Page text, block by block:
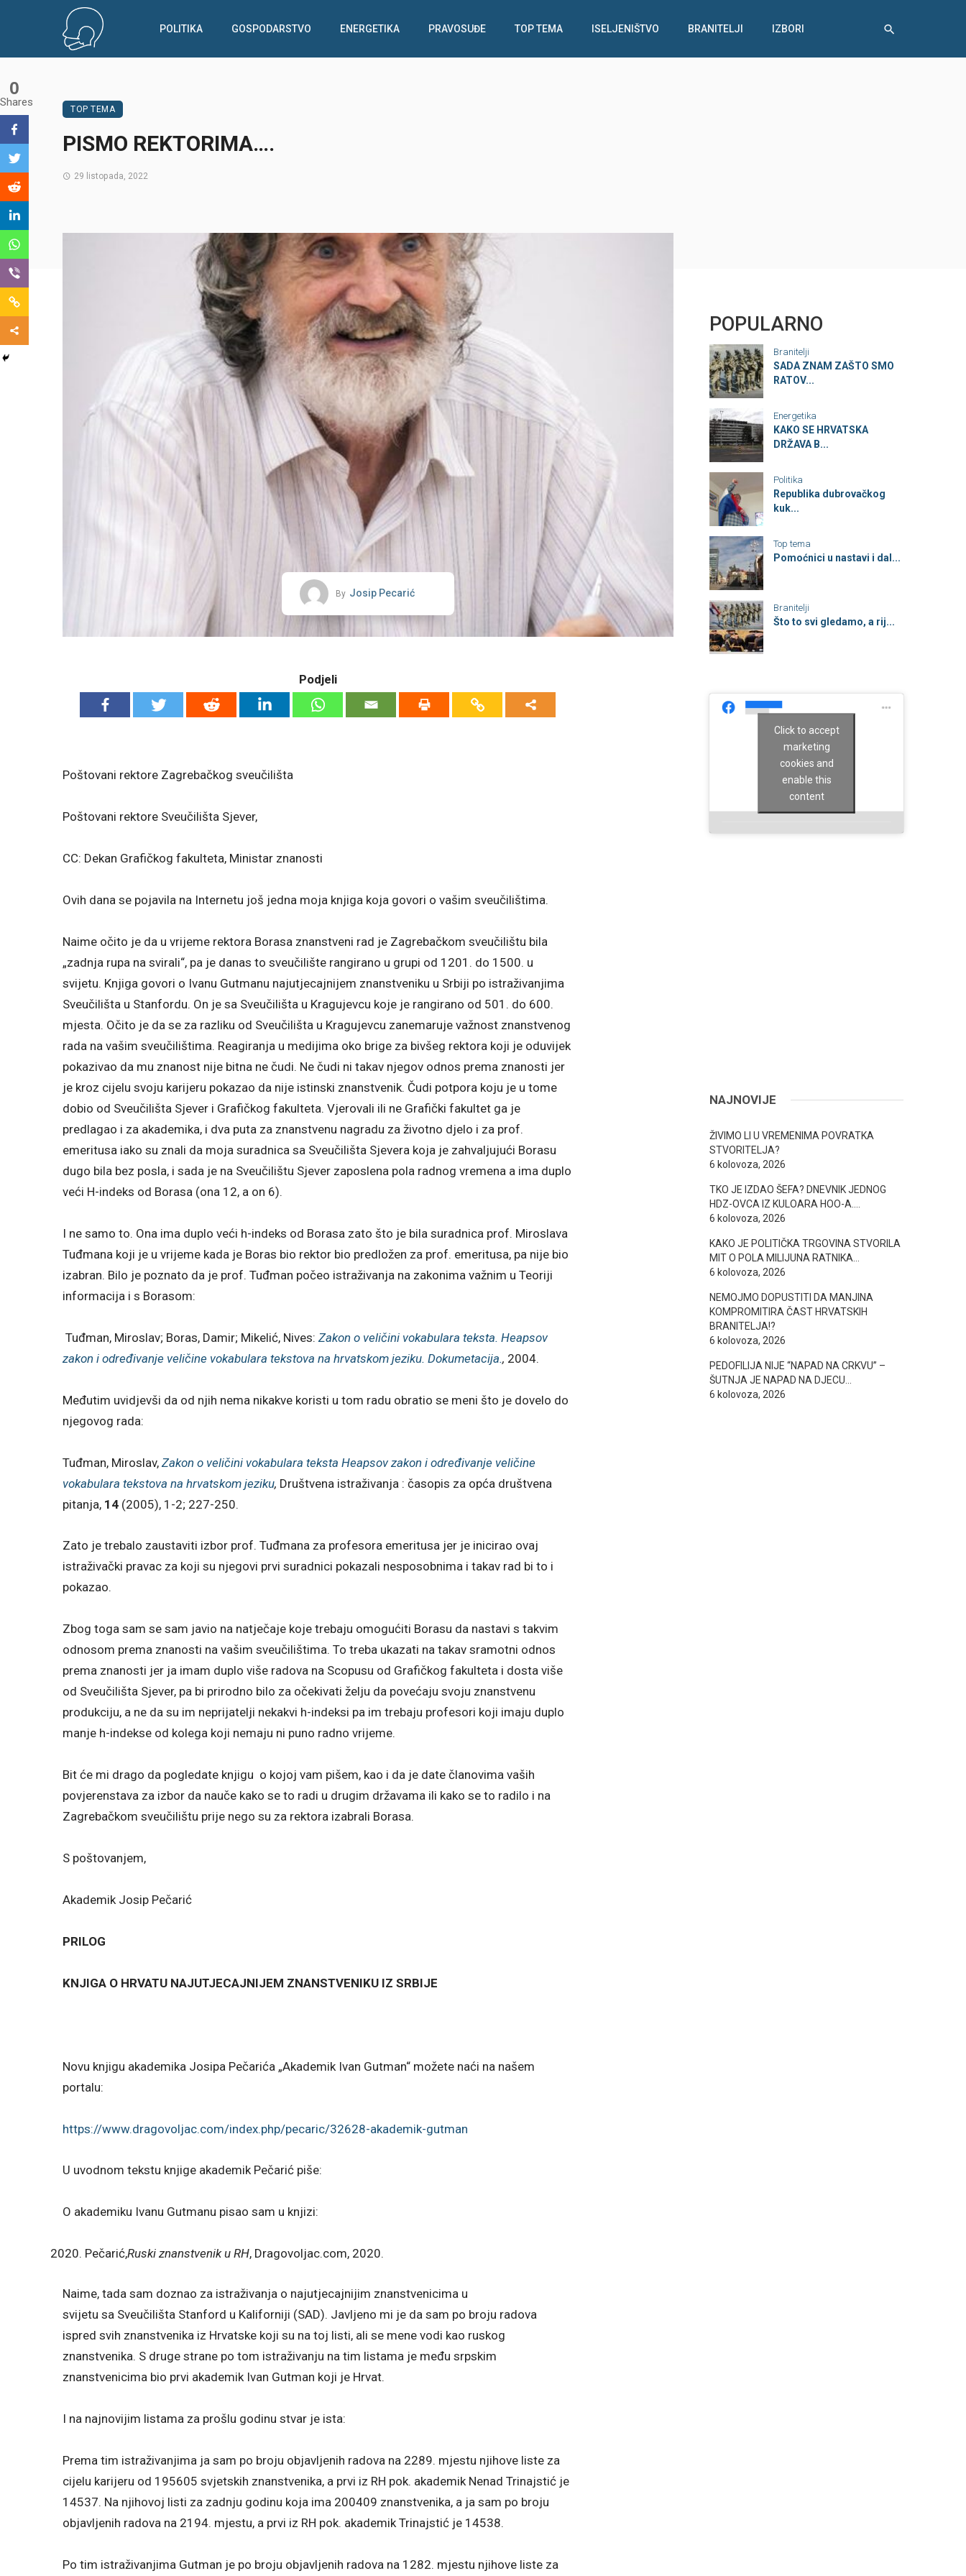
POLITIKA GOSPODARSTVO ENERGETIKA PRAVOSUĐE TOP TEMA ISELJENIŠTVO BRANITELJI IZBORI
TOP TEMA
PISMO REKTORIMA….
29 listopada, 2022
By Josip Pecarić
Podjeli
Poštovani rektore Zagrebačkog sveučilišta
Poštovani rektore Sveučilišta Sjever,
CC: Dekan Grafičkog fakulteta, Ministar znanosti
Ovih dana se pojavila na Internetu još jedna moja knjiga koja govori o vašim sveučilištima.
Naime očito je da u vrijeme rektora Borasa znanstveni rad je Zagrebačkom sveučilištu bila
„zadnja rupa na svirali“, pa je danas to sveučilište rangirano u grupi od 1201. do 1500. u
svijetu. Knjiga govori o Ivanu Gutmanu najutjecajnijem znanstveniku u Srbiji po istraživanjima
Sveučilišta u Stanfordu. On je sa Sveučilišta u Kragujevcu koje je rangirano od 501. do 600.
mjesta. Očito je da se za razliku od Sveučilišta u Kragujevcu zanemaruje važnost znanstvenog
rada na vašim sveučilištima. Reagiranja u medijima oko brige za bivšeg rektora koji je oduvijek
pokazivao da mu znanost nije bitna ne čudi. Ne čudi ni takav njegov odnos prema znanosti jer
je kroz cijelu svoju karijeru pokazao da nije istinski znanstvenik. Čudi potpora koju je u tome
dobio od Sveučilišta Sjever i Grafičkog fakulteta. Vjerovali ili ne Grafički fakultet ga je
predlagao i za akademika, i dva puta za znanstvenu nagradu za životno djelo i za prof.
emeritusa iako su znali da moja suradnica sa Sveučilišta Sjevera koja je zahvaljujući Borasu
dugo bila bez posla, i sada je na Sveučilištu Sjever zaposlena pola radnog vremena a ima duplo
veći H-indeks od Borasa (ona 12, a on 6).
I ne samo to. Ona ima duplo veći h-indeks od Borasa zato što je bila suradnica prof. Miroslava
Tuđmana koji je u vrijeme kada je Boras bio rektor bio predložen za prof. emeritusa, pa nije bio
izabran. Bilo je poznato da je prof. Tuđman počeo istraživanja na zakonima važnim u Teoriji
informacija i s Borasom:
Tuđman, Miroslav; Boras, Damir; Mikelić, Nives: Zakon o veličini vokabulara teksta. Heapsov
zakon i određivanje veličine vokabulara tekstova na hrvatskom jeziku. Dokumetacija., 2004.
Međutim uvidjevši da od njih nema nikakve koristi u tom radu obratio se meni što je dovelo do
njegovog rada:
Tuđman, Miroslav, Zakon o veličini vokabulara teksta Heapsov zakon i određivanje veličine
vokabulara tekstova na hrvatskom jeziku, Društvena istraživanja : časopis za opća društvena
pitanja, 14 (2005), 1-2; 227-250.
Zato je trebalo zaustaviti izbor prof. Tuđmana za profesora emeritusa jer je inicirao ovaj
istraživački pravac za koji su njegovi prvi suradnici pokazali nesposobnima i takav rad bi to i
pokazao.
Zbog toga sam se sam javio na natječaje koje trebaju omogućiti Borasu da nastavi s takvim
odnosom prema znanosti na vašim sveučilištima. To treba ukazati na takav sramotni odnos
prema znanosti jer ja imam duplo više radova na Scopusu od Grafičkog fakulteta i dosta više
od Sveučilišta Sjever, pa bi prirodno bilo za očekivati želju da povećaju svoju znanstvenu
produkciju, a ne da su im neprijatelji nekakvi h-indeksi pa im trebaju profesori koji imaju duplo
manje h-indekse od kolega koji nemaju ni puno radno vrijeme.
Bit će mi drago da pogledate knjigu o kojoj vam pišem, kao i da je date članovima vaših
povjerenstava za izbor da nauče kako se to radi u drugim državama ili kako se to radilo i na
Zagrebačkom sveučilištu prije nego su za rektora izabrali Borasa.
S poštovanjem,
Akademik Josip Pečarić
PRILOG
KNJIGA O HRVATU NAJUTJECAJNIJEM ZNANSTVENIKU IZ SRBIJE
Novu knjigu akademika Josipa Pečarića „Akademik Ivan Gutman“ možete naći na našem
portalu:
https://www.dragovoljac.com/index.php/pecaric/32628-akademik-gutman
U uvodnom tekstu knjige akademik Pečarić piše:
O akademiku Ivanu Gutmanu pisao sam u knjizi:
Pečarić,Ruski znanstvenik u RH, Dragovoljac.com, 2020.
Naime, tada sam doznao za istraživanja o najutjecajnijim znanstvenicima u
svijetu sa Sveučilišta Stanford u Kaliforniji (SAD). Javljeno mi je da sam po broju radova
ispred svih znanstvenika iz Hrvatske koji su na toj listi, ali se mene vodi kao ruskog
znanstvenika. S druge strane po tom istraživanju na tim listama je među srpskim
znanstvenicima bio prvi akademik Ivan Gutman koji je Hrvat.
I na najnovijim listama za prošlu godinu stvar je ista:
Prema tim istraživanjima ja sam po broju objavljenih radova na 2289. mjestu njihove liste za
cijelu karijeru od 195605 svjetskih znanstvenika, a prvi iz RH pok. akademik Nenad Trinajstić je
14537. Na njihovoj listi za zadnju godinu koja ima 200409 znanstvenika, a ja sam po broju
objavljenih radova na 2194. mjestu, a prvi iz RH pok. akademik Trinajstić je 14538.
Po tim istraživanjima Gutman je po broju objavljenih radova na 1282. mjestu njihove liste za
0
Shares
POPULARNO
Branitelji
SADA ZNAM ZAŠTO SMO
RATOV...
Energetika
KAKO SE HRVATSKA
DRŽAVA B...
Politika
Republika dubrovačkog
kuk...
Top tema
Pomoćnici u nastavi i dal...
Branitelji
Što to svi gledamo, a rij...
Click to accept
marketing
cookies and
enable this
content
NAJNOVIJE
ŽIVIMO LI U VREMENIMA POVRATKA
STVORITELJA?
6 kolovoza, 2026
TKO JE IZDAO ŠEFA? DNEVNIK JEDNOG
HDZ-OVCA IZ KULOARA HOO-A….
6 kolovoza, 2026
KAKO JE POLITIČKA TRGOVINA STVORILA
MIT O POLA MILIJUNA RATNIKA…
6 kolovoza, 2026
NEMOJMO DOPUSTITI DA MANJINA
KOMPROMITIRA ČAST HRVATSKIH
BRANITELJA!?
6 kolovoza, 2026
PEDOFILIJA NIJE “NAPAD NA CRKVU” –
ŠUTNJA JE NAPAD NA DJECU…
6 kolovoza, 2026